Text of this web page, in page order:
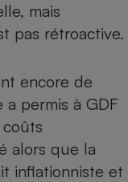
mais
pas rétroactive.
encore de
a permis à GDF
alors que la
inflationniste et
à expressos